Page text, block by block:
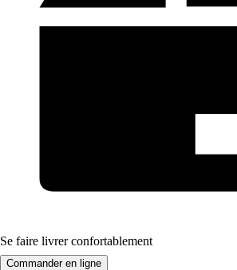
Se faire livrer confortablement
Commander en ligne